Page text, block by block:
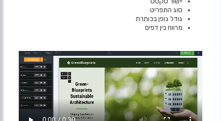
סוג התפריט
גודל גופן בכותרת
מרווח בין דפים